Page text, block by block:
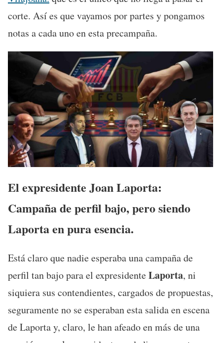
corte. Así es que vayamos por partes y pongamos
notas a cada uno en esta precampaña.
El expresidente Joan Laporta:
Campaña de perfil bajo, pero siendo
Laporta en pura esencia.
Está claro que nadie esperaba una campaña de
perfil tan bajo para el expresidenteLaporta, ni
siquiera sus contendientes, cargados de propuestas,
seguramente no se esperaban esta salida en escena
de Laporta y, claro, le han afeado en más de una